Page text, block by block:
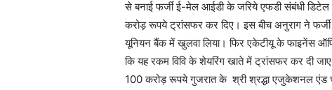
से बनाई फर्जी ई-मेल आईडी के जरिये एफडी संबंधी
करोड़ रूपये ट्रांसफर कर दिए। इस बीच अनुराग ने
यूनियन बैंक में खुलवा लिया। फिर एकेटीयू के फाइनेंस
कि यह रकम विवि के शेयरिंग खाते में ट्रांसफर कर दी
100 करोड़ रूपये गुजरात के श्री श्रद्धा एजुकेशनल